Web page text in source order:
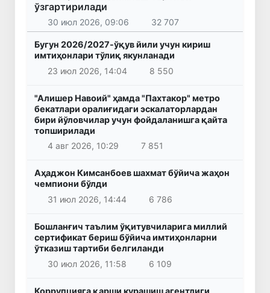
ўзгартирилади
30 июл 2026, 09:06 32 707
Бугун 2026/2027-ўқув йили учун кириш
имтиҳонлари тўлиқ якунланади
23 июл 2026, 14:04
8 550
"Алишер Навоий" ҳамда "Пахтакор" метро
бекатлари оралиғидаги эскалаторлардан
бири йўловчилар учун фойдаланишга қайта
топширилади
4 авг 2026, 10:29
7 851
Аҳаджон Кимсанбоев шахмат бўйича жаҳон
чемпиони бўлди
31 июл 2026, 14:44
6 786
Бошланғич таълим ўқитувчиларига миллий
сертификат бериш бўйича имтиҳонларни
ўтказиш тартиби белгиланди
30 июл 2026, 11:58
6 109
Коррупцияга қарши курашиш агентлиги